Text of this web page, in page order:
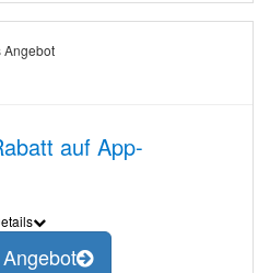
Angebot
auf App-